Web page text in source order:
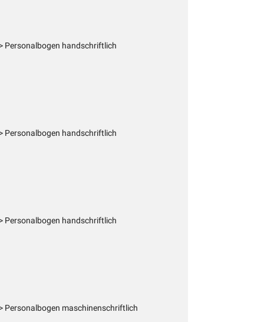
Personalbogen handschriftlich
Personalbogen handschriftlich
Personalbogen handschriftlich
Personalbogen maschinenschriftlich